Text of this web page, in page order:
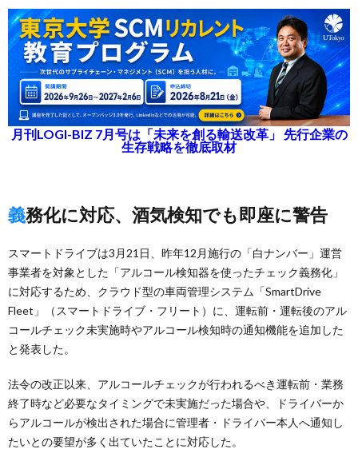
月刊LOGI-BIZ 7月号は「未来を創る輸送改革」 先行企業の
生存戦略を徹底取材
義務化に対応、酒気検知でも即座に警告
スマートドライブは3月21日、昨年12月施行の「白ナンバー」運営
事業者を対象とした「アルコール検知器を使ったチェック義務化」
に対応するため、クラウド型の車両管理システム「SmartDrive
Fleet」（スマートドライブ・フリート）に、運転前・運転後のアル
コールチェック未実施時やアルコール検知時の通知機能を追加した
と発表した。
法令の改正以来、アルコールチェックが行われるべき運転前・業務
終了時など必要なタイミングで未実施だった場合や、ドライバーか
らアルコールが検出された場合に管理者・ドライバー本人へ通知し
たいとの要望が多く出ていたことに対応した。